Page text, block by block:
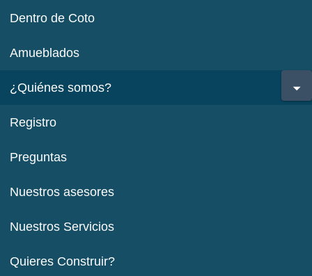
Dentro de Coto
Amueblados
¿Quiénes somos?
Registro
Preguntas
Nuestros asesores
Nuestros Servicios
Quieres Construir?